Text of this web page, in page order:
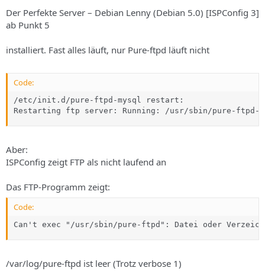
e
m
u
m
Der Perfekte Server – Debian Lenny (Debian 5.0) [ISPConfig 3]
ab Punkt 5
installiert. Fast alles läuft, nur Pure-ftpd läuft nicht
Code:
/etc/init.d/pure-ftpd-mysql restart:
Restarting ftp server: Running: /usr/sbin/pure-
Aber:
ISPConfig zeigt FTP als nicht laufend an
Das FTP-Programm zeigt:
Code:
Can't exec "/usr/sbin/pure-ftpd": Datei oder
/var/log/pure-ftpd ist leer (Trotz verbose 1)